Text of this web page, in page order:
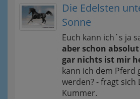
Die Edelsten
Sonne
Euch kann ich´s ja
aber schon
gar nichts ist mir
kann ich dem Pferd
werden? - fragt sich
Kummer.